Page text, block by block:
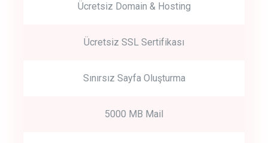
Get Started
Start by trying our service for 30 days free trial no credit card
Ücretsiz Domain & Hosting
Ücretsiz SSL Sertifikası
Sınırsız Sayfa Oluşturma
5000 MB Mail